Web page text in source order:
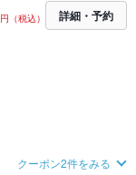
円（税込） 詳細・予約
クーポン2件をみる